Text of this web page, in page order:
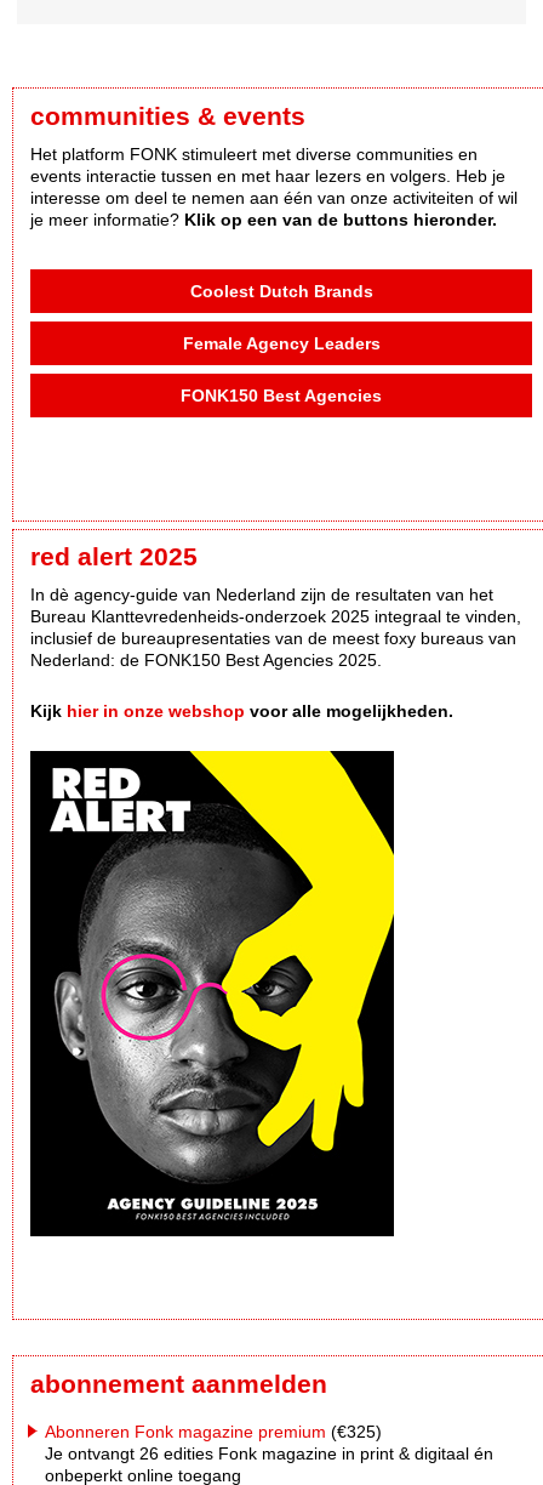
communities & events
Het platform FONK stimuleert met diverse communities en
events interactie tussen en met haar lezers en volgers. Heb je
interesse om deel te nemen aan één van onze activiteiten of wil
je meer informatie? Klik op een van de buttons hieronder.
Coolest Dutch Brands
Female Agency Leaders
FONK150 Best Agencies
red alert 2025
In dè agency-guide van Nederland zijn de resultaten van het
Bureau Klanttevredenheids-onderzoek 2025 integraal te vinden,
inclusief de bureaupresentaties van de meest foxy bureaus van
Nederland: de FONK150 Best Agencies 2025.
Kijk hier in onze webshop voor alle mogelijkheden.
abonnement aanmelden
Abonneren Fonk magazine premium (€325)
Je ontvangt 26 edities Fonk magazine in print & digitaal én
onbeperkt online toegang